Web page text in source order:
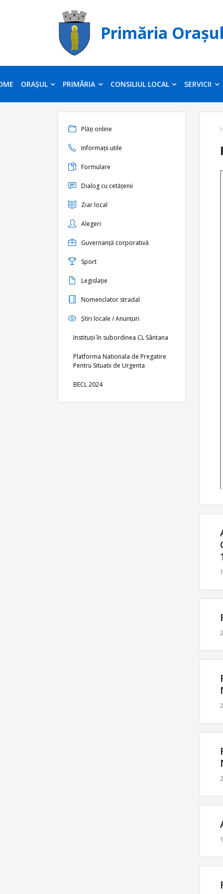
Primăria
ORAȘUL PRIMĂRIA CONSILIUL LOCAL SERVICII
Plăți online
Informații utile
Formulare
Dialog cu cetățenii
Ziar local
Alegeri
Guvernanță corporativă
Sport
Legislație
Nomenclator stradal
Știri locale / Anunțuri
Instituții în subordinea CL Sântana
Platforma Nationala de Pregatire
Pentru Situatii de Urgenta
BECL 2024